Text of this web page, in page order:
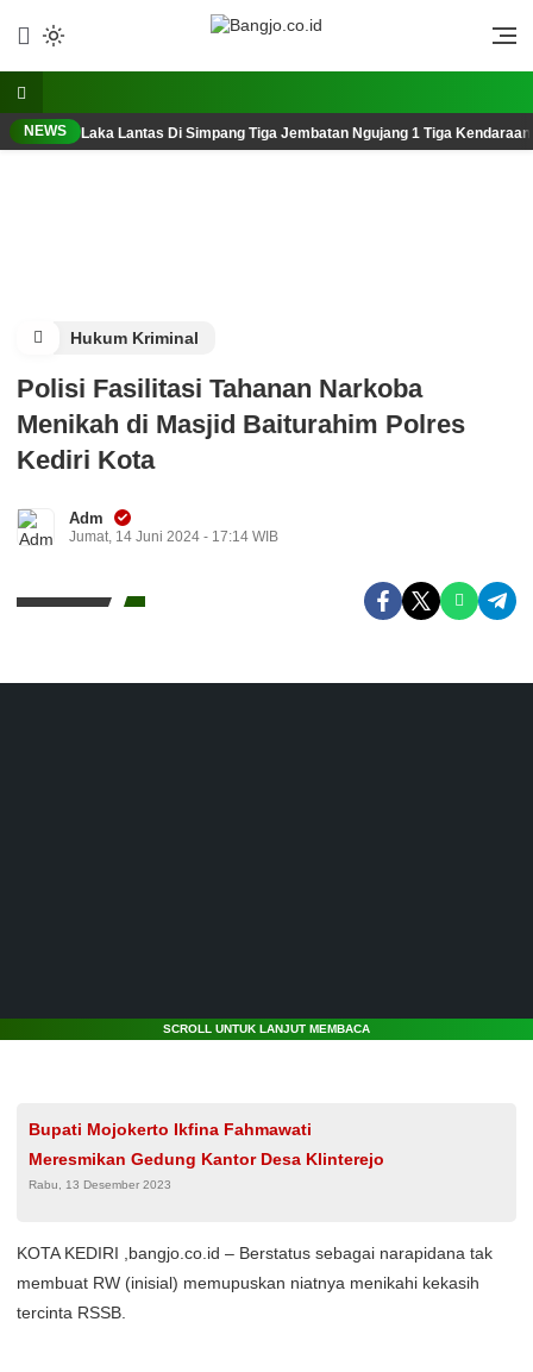
NEWS Laka Lantas Di Simpang Tiga Jembatan Ngujang 1 Tiga
Hukum Kriminal
Polisi Fasilitasi Tahanan Narkoba
Menikah di Masjid Baiturahim Polres
Kediri Kota
Adm
Jumat, 14 Juni 2024 - 17:14 WIB
SCROLL UNTUK LANJUT MEMBACA
Bupati Mojokerto Ikfina Fahmawati
Meresmikan Gedung Kantor Desa Klinterejo
Rabu, 13 Desember 2023
KOTA KEDIRI ,bangjo.co.id – Berstatus sebagai narapidana tak
membuat RW (inisial) memupuskan niatnya menikahi kekasih
tercinta RSSB.